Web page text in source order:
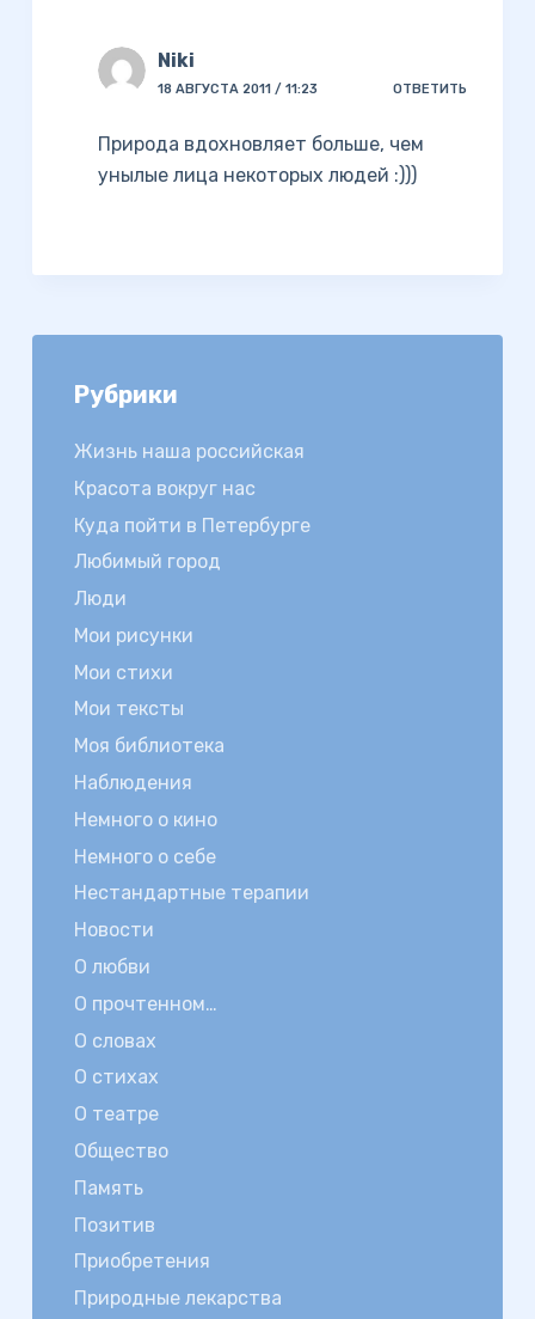
Niki
18 АВГУСТА 2011 / 11:23 ОТВЕТИТЬ
Природа вдохновляет больше, чем
унылые лица некоторых людей :)))
Рубрики
Жизнь наша российская
Красота вокруг нас
Куда пойти в Петербурге
Любимый город
Люди
Мои рисунки
Мои стихи
Мои тексты
Моя библиотека
Наблюдения
Немного о кино
Немного о себе
Нестандартные терапии
Новости
О любви
О прочтенном…
О словах
О стихах
О театре
Общество
Память
Позитив
Приобретения
Природные лекарства